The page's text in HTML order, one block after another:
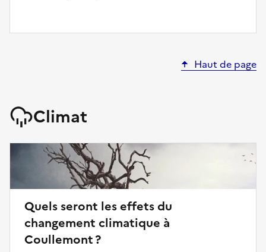
Haut de page
Climat
Quels seront les effets du
changement climatique à
Coullemont ?